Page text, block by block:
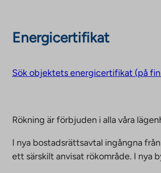
Energicertifikat
Sök objektets energicertifikat (på
Rökning är förbjuden i alla våra
I nya bostadsrättsavtal ingångna
ett särskilt anvisat rökområde. I nya